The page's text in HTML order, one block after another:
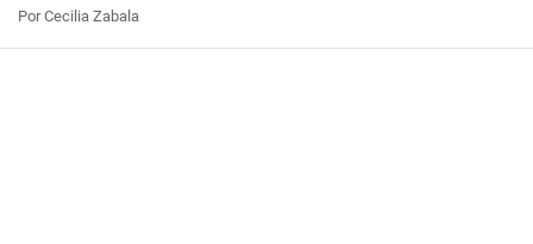
Por Cecilia Zabala